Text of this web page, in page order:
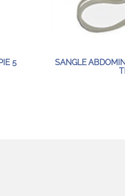
5
SANGLE